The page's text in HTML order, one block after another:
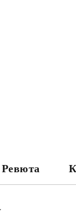
Ревюта